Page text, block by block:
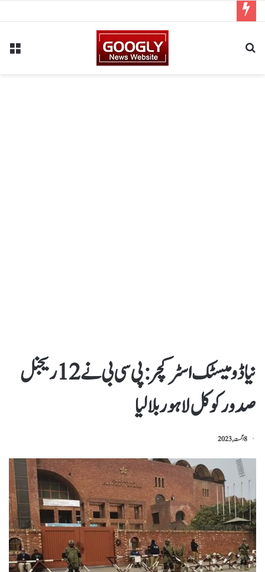
نیا ڈومیسٹک اسٹرکچر: پی سی بی نے 12 ریجنل
صدور کو کل لاہور بلالیا
8 اگست, 2023